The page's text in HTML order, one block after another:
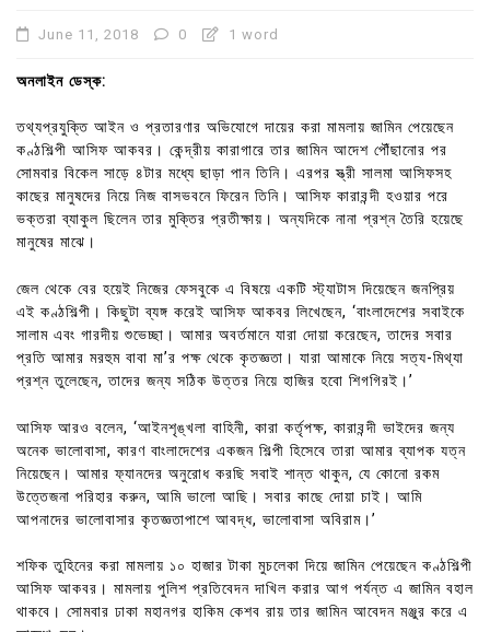
June 11, 2018 0 1 word
অনলাইন ডেস্ক:
তথ্যপ্রযুক্তি আইন ও প্রতারণার অভিযোগে দায়ের করা মামলায় জামিন পেয়েছেন
কণ্ঠশিল্পী আসিফ আকবর। কেন্দ্রীয় কারাগারে তার জামিন আদেশ পৌঁছানোর পর
সোমবার বিকেল সাড়ে ৪টার মধ্যে ছাড়া পান তিনি। এরপর স্ত্রী সালমা আসিফসহ
কাছের মানুষদের নিয়ে নিজ বাসভবনে ফিরেন তিনি। আসিফ কারাবন্দী হওয়ার পরে
ভক্তরা ব্যাকুল ছিলেন তার মুক্তির প্রতীক্ষায়। অন্যদিকে নানা প্রশ্ন তৈরি হয়েছে
মানুষের মাঝে।
জেল থেকে বের হয়েই নিজের ফেসবুকে এ বিষয়ে একটি স্ট্যাটাস দিয়েছেন জনপ্রিয়
এই কণ্ঠশিল্পী। কিছুটা ব্যঙ্গ করেই আসিফ আকবর লিখেছেন, ‘বাংলাদেশের সবাইকে
সালাম এবং গারদীয় শুভেচ্ছা। আমার অবর্তমানে যারা দোয়া করেছেন, তাদের সবার
প্রতি আমার মরহুম বাবা মা’র পক্ষ থেকে কৃতজ্ঞতা। যারা আমাকে নিয়ে সত্য-মিথ্যা
প্রশ্ন তুলেছেন, তাদের জন্য সঠিক উত্তর নিয়ে হাজির হবো শিগগিরই।’
আসিফ আরও বলেন, ‘আইনশৃঙ্খলা বাহিনী, কারা কর্তৃপক্ষ, কারাবন্দী ভাইদের জন্য
অনেক ভালোবাসা, কারণ বাংলাদেশের একজন শিল্পী হিসেবে তারা আমার ব্যাপক যত্ন
নিয়েছেন। আমার ফ্যানদের অনুরোধ করছি সবাই শান্ত থাকুন, যে কোনো রকম
উত্তেজনা পরিহার করুন, আমি ভালো আছি। সবার কাছে দোয়া চাই। আমি
আপনাদের ভালোবাসার কৃতজ্ঞতাপাশে আবদ্ধ, ভালোবাসা অবিরাম।’
শফিক তুহিনের করা মামলায় ১০ হাজার টাকা মুচলেকা দিয়ে জামিন পেয়েছেন কণ্ঠশিল্পী
আসিফ আকবর। মামলায় পুলিশ প্রতিবেদন দাখিল করার আগ পর্যন্ত এ জামিন বহাল
থাকবে। সোমবার ঢাকা মহানগর হাকিম কেশব রায় তার জামিন আবেদন মঞ্জুর করে এ